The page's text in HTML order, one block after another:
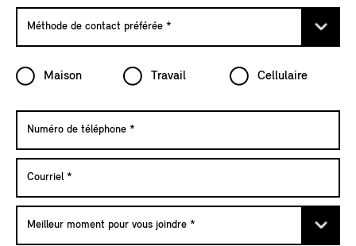
Maison Travail Cellulaire